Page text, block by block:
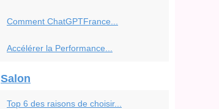
Comment ChatGPTFrance...
Accélérer la Performance...
Salon
Top 6 des raisons de choisir...